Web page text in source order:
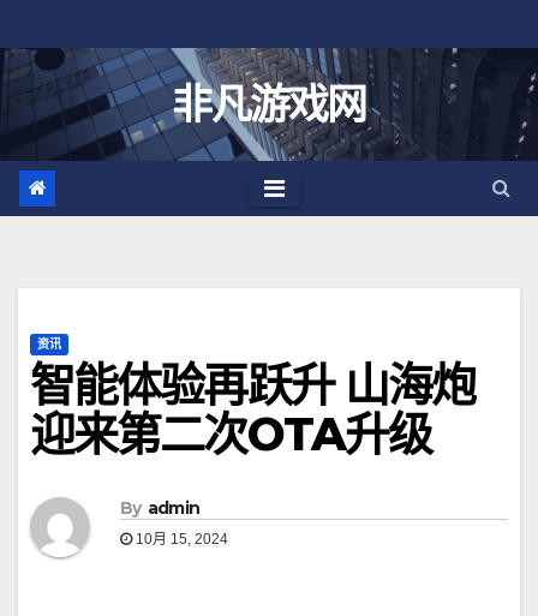
至
非凡游戏网
资讯
智能体验再跃升 山海炮
迎来第二次OTA升级
By admin
10月 15, 2024